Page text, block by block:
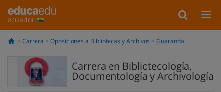
ecuador
Carrera Oposiciones a Bibliotecas y Archivos Guaranda
Carrera en Bibliotecología,
Documentología y Archivología